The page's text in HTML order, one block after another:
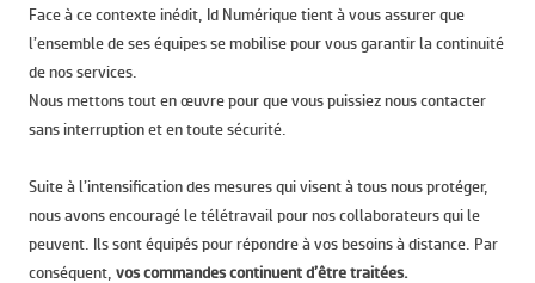
Face à ce contexte inédit, Id Numérique tient à vous assurer que
l’ensemble de ses équipes se mobilise pour vous garantir la continuité
de nos services.
Nous mettons tout en œuvre pour que vous puissiez nous contacter
sans interruption et en toute sécurité.
Suite à l’intensification des mesures qui visent à tous nous protéger,
nous avons encouragé le télétravail pour nos collaborateurs qui le
peuvent. Ils sont équipés pour répondre à vos besoins à distance. Par
conséquent, vos commandes continuent d’être traitées.